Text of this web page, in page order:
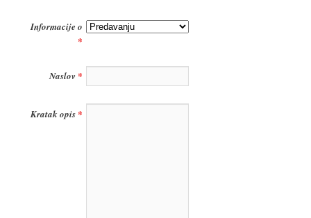
Informacije o
*
Naslov *
Kratak opis *